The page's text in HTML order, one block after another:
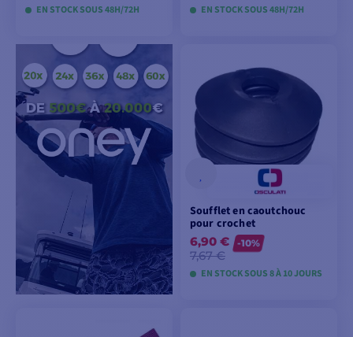
EN STOCK SOUS 48H/72H
VOIR LES MODÈLES
EN STOCK SOUS 48H/72H
VOIR LES MODÈLES
Soufflet en caoutchouc
pour crochet
6,90 €
7,67 €
-10%
EN STOCK SOUS 8 À 10 JOURS